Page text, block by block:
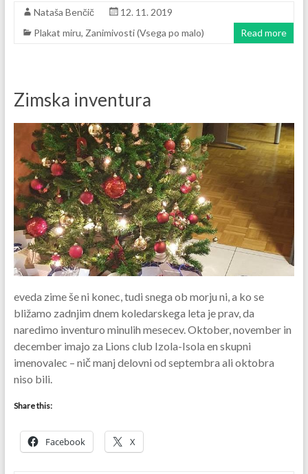
Nataša Benčič
12. 11. 2019
Plakat miru, Zanimivosti (Vsega po malo) Read more
Zimska inventura
eveda zime še ni konec, tudi snega ob morju ni, a ko se
bližamo zadnjim dnem koledarskega leta je prav, da
naredimo inventuro minulih mesecev. Oktober, november in
december imajo za Lions club Izola-Isola en skupni
imenovalec – nič manj delovni od septembra ali oktobra
niso bili.
Share this:
Facebook X